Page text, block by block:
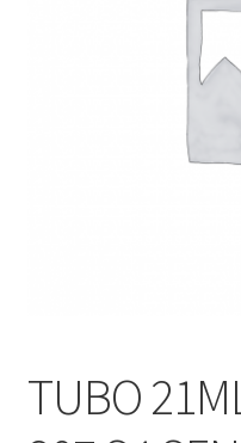
TUBO